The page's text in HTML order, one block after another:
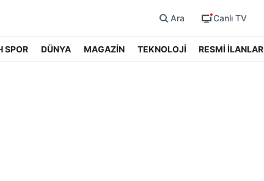
Ara Canlı TV
SPOR DÜNYA MAGAZİN TEKNOLOJİ RESMİ İLANLAR